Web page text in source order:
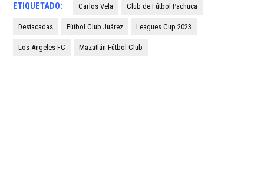
ETIQUETADO: Carlos Vela Club de Fútbol Pachuca
Destacadas Fútbol Club Juárez Leagues Cup 2023
Los Angeles FC Mazatlán Fútbol Club